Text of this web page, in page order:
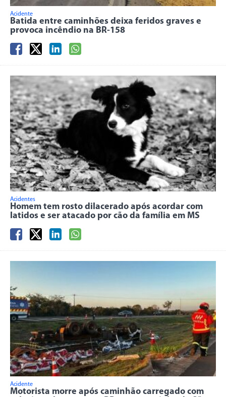
Acidente
Batida entre caminhões deixa feridos graves e
provoca incêndio na BR-158
Acidentes
Homem tem rosto dilacerado após acordar com
latidos e ser atacado por cão da família em MS
Acidente
Motorista morre após caminhão carregado com